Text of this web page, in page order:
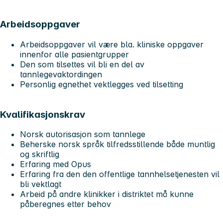
Arbeidsoppgaver
Arbeidsoppgaver vil være bla. kliniske oppgaver
innenfor alle pasientgrupper
Den som tilsettes vil bli en del av
tannlegevaktordingen
Personlig egnethet vektlegges ved tilsetting
Kvalifikasjonskrav
Norsk autorisasjon som tannlege
Beherske norsk språk tilfredsstillende både muntlig
og skriftlig
Erfaring med Opus
Erfaring fra den den offentlige tannhelsetjenesten vil
bli vektlagt
Arbeid på andre klinikker i distriktet må kunne
påberegnes etter behov